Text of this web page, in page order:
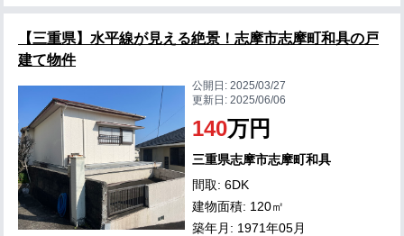
【三重県】水平線が見える絶景！志摩市志摩町和具の戸
建て物件
公開日:2025/03/27
更新日:2025/06/06
140万円
三重県志摩市志摩町和具
間取: 6DK
建物面積: 120㎡
築年月: 1971年05月